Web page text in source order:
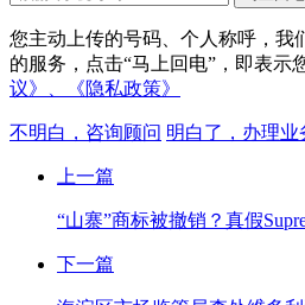
您主动上传的号码、个人称呼，我
的服务，点击“马上回电”，即表示
议》、
《隐私政策》
不明白，咨询顾问 明白了，办理业
上一篇
“山寨”商标被撤销？真假
下一篇